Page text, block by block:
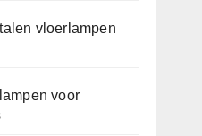
vloerlampen
voor